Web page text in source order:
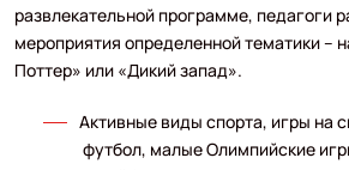
развлекательной программе, педагоги
мероприятия определенной тематики –
Поттер» или «Дикий запад».
Активные виды спорта, игры на
футбол, малые Олимпийские